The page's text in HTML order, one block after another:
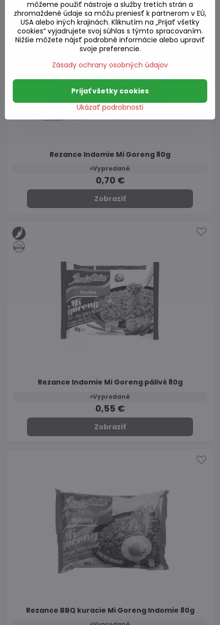
Rezance Indomie Mi Goreng 80g
Vypredané
0,70 €
Zobraziť
Rezance Indomie Mi Goreng pálivé 80g
Vypredané
0,55 €
Zobraziť
Rezance BBQ kuracie Mi Goreng Indomie 80g
môžeme použiť nástroje a služby tretích strán a
zhromaždené údaje sa môžu preniesť k partnerom v EÚ,
USA alebo iných krajinách. Kliknutím na „Prijať všetky
cookies“ vyjadrujete svoj súhlas s týmto spracovaním.
Nižšie môžete nájsť podrobné informácie alebo upraviť
svoje preferencie.
Zásady ochrany osobných údajov
Ukázať podrobnosti
Prijať všetky cookies